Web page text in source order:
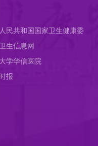
民共和国国家卫生健康委
生信息网
学华信医院
报